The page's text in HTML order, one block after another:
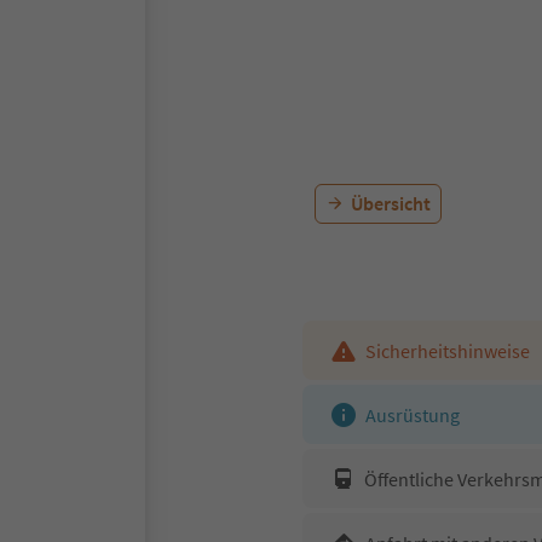
Übersicht
Sicherheitshinweise
Ausrüstung
Öffentliche